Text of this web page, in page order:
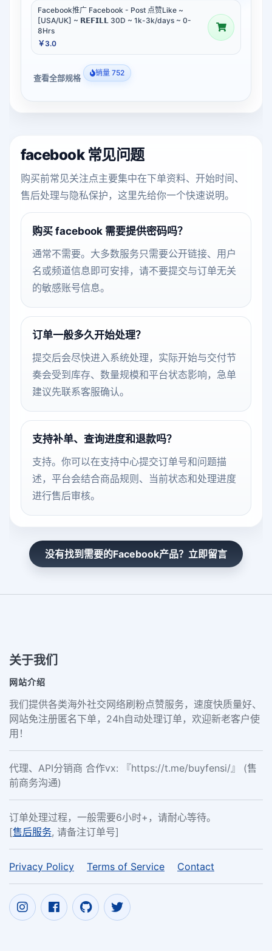
Facebook推广 Facebook - Post 点赞Like ~
[USA/UK] ~ 𝗥𝗘𝗙𝗜𝗟𝗟 30D ~ 1k-3k/days ~ 0-
8Hrs
￥3.0
查看全部规格 销量 752
facebook 常见问题
购买前常见关注点主要集中在下单资料、开始时间、
售后处理与隐私保护，这里先给你一个快速说明。
购买 facebook 需要提供密码吗？
通常不需要。大多数服务只需要公开链接、用户
名或频道信息即可安排，请不要提交与订单无关
的敏感账号信息。
订单一般多久开始处理？
提交后会尽快进入系统处理，实际开始与交付节
奏会受到库存、数量规模和平台状态影响，急单
建议先联系客服确认。
支持补单、查询进度和退款吗？
支持。你可以在支持中心提交订单号和问题描
述，平台会结合商品规则、当前状态和处理进度
进行售后审核。
没有找到需要的Facebook产品？立即留言
关于我们
网站介绍
我们提供各类海外社交网络刷粉点赞服务，速度快质量好、
网站免注册匿名下单，24h自动处理订单，欢迎新老客户使
用！
代理、API分销商 合作vx: 『https://t.me/buyfensi/』 (售
前商务沟通)
订单处理过程，一般需要6小时+，请耐心等待。
[售后服务, 请备注订单号]
Privacy Policy Terms of Service Contact